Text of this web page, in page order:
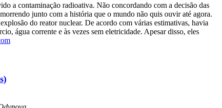
a contaminação radioativa. Não concordando com a decisão das
junto com a história que o mundo não quis ouvir até agora.
do reator nuclear. De acordo com várias estimativas, havia
água corrente e às vezes sem eletricidade. Apesar disso, eles